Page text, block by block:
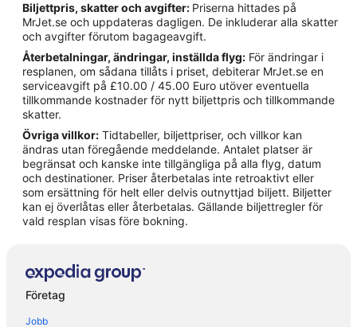
Hotell i Caorle
Hotell i Cavallino-Treporti
Hotell i Duna Verde
Hotell i Jesolo
Hotell i Lido di Jesolo
Hotell i Noventa di Piave
Hotell i Ottava Presa
Hotell i Porto Santa Margherita
Hotell i Portogruaro
Hotell i Punta Sabbioni
Hotell i Summaga
Hotell i Torre di Mosto
Biljettpris, skatter och avgifter: Priserna hittades på
MrJet.se och uppdateras dagligen. De inkluderar alla skatter
och avgifter förutom bagageavgift.
Återbetalningar, ändringar, inställda flyg: För ändringar i
resplanen, om sådana tillåts i priset, debiterar MrJet.se en
serviceavgift på £10.00 / 45.00 Euro utöver eventuella
tillkommande kostnader för nytt biljettpris och tillkommande
skatter.
Övriga villkor: Tidtabeller, biljettpriser, och villkor kan
ändras utan föregående meddelande. Antalet platser är
begränsat och kanske inte tillgängliga på alla flyg, datum
och destinationer. Priser återbetalas inte retroaktivt eller
som ersättning för helt eller delvis outnyttjad biljett. Biljetter
kan ej överlåtas eller återbetalas. Gällande biljettregler för
vald resplan visas före bokning.
Företag
Jobb